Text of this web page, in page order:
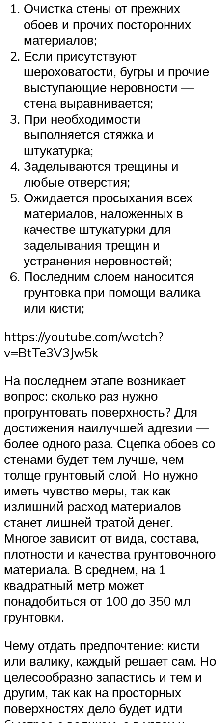
Очистка стены от прежних
обоев и прочих посторонних
материалов;
Если присутствуют
шероховатости, бугры и прочие
выступающие неровности —
стена выравнивается;
При необходимости
выполняется стяжка и
штукатурка;
Заделываются трещины и
любые отверстия;
Ожидается просыхания всех
материалов, наложенных в
качестве штукатурки для
заделывания трещин и
устранения неровностей;
Последним слоем наносится
грунтовка при помощи валика
или кисти;
https://youtube.com/watch?
v=BtTe3V3Jw5k
На последнем этапе возникает
вопрос: сколько раз нужно
прогрунтовать поверхность? Для
достижения наилучшей адгезии —
более одного раза. Сцепка обоев со
стенами будет тем лучше, чем
толще грунтовый слой. Но нужно
иметь чувство меры, так как
излишний расход материалов
станет лишней тратой денег.
Многое зависит от вида, состава,
плотности и качества грунтовочного
материала. В среднем, на 1
квадратный метр может
понадобиться от 100 до 350 мл
грунтовки.
Чему отдать предпочтение: кисти
или валику, каждый решает сам. Но
целесообразно запастись и тем и
другим, так как на просторных
поверхностях дело будет идти